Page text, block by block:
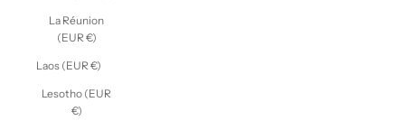
La Réunion
(EUR €)
Laos (EUR €)
Lesotho (EUR
€)